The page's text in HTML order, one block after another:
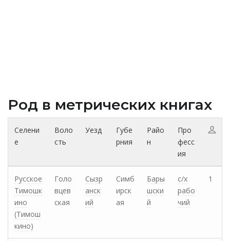
Род в метрических книгах
Селени
е
Воло
сть
Уезд
Губе
рния
Райо
н
Про
фесс
ия
Русское
Тимошк
ино
(Тимош
кино)
Голо
вцев
ская
Сызр
анск
ий
Симб
ирск
ая
Бары
шски
й
с/х
рабо
чий
1